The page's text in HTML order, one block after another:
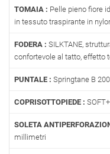
TOMAIA : Pelle pieno fiore
in tessuto traspirante in
FODERA : SILKTANE,
confortevole al tatto, effetto
PUNTALE : Springtane B
COPRISOTTOPIEDE :
SOLETA
millimetri